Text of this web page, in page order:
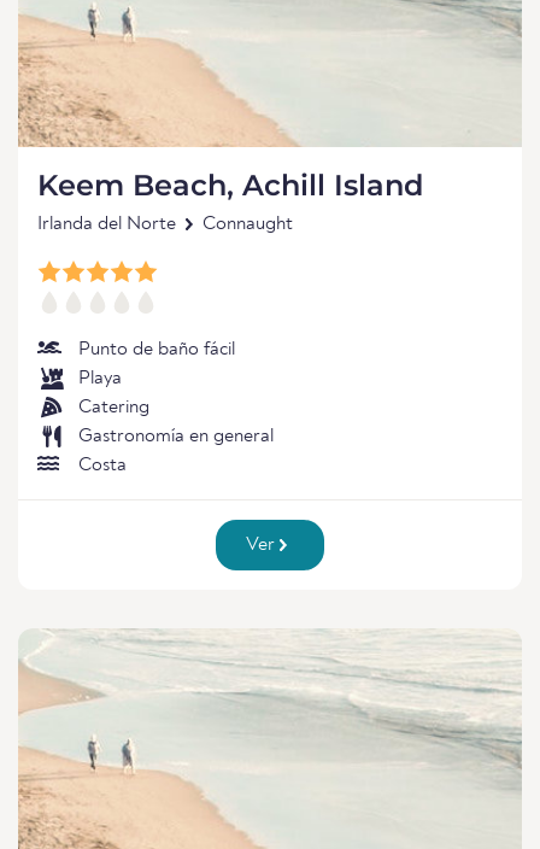
Keem Beach, Achill Island
Irlanda del Norte Connaught
Punto de baño fácil
Playa
Catering
Gastronomía en general
Costa
Ver